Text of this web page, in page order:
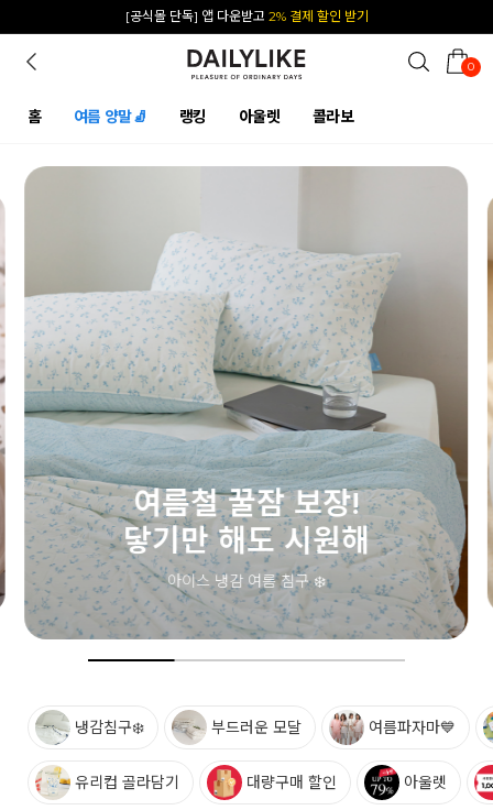
카카오 플친 추가하면1천원 즉시 할인 쿠폰
0
홈 여름 양말🧦 랭킹 아울렛 콜라보
여름철 필수 아이템💙
메쉬 삭스
통기성 좋은 메쉬 소재! 시원한 키즈 삭스
냉감침구❄️ 부드러운 모달 여름파자마💙
유리컵 골라담기 대량구매 할인 아울렛